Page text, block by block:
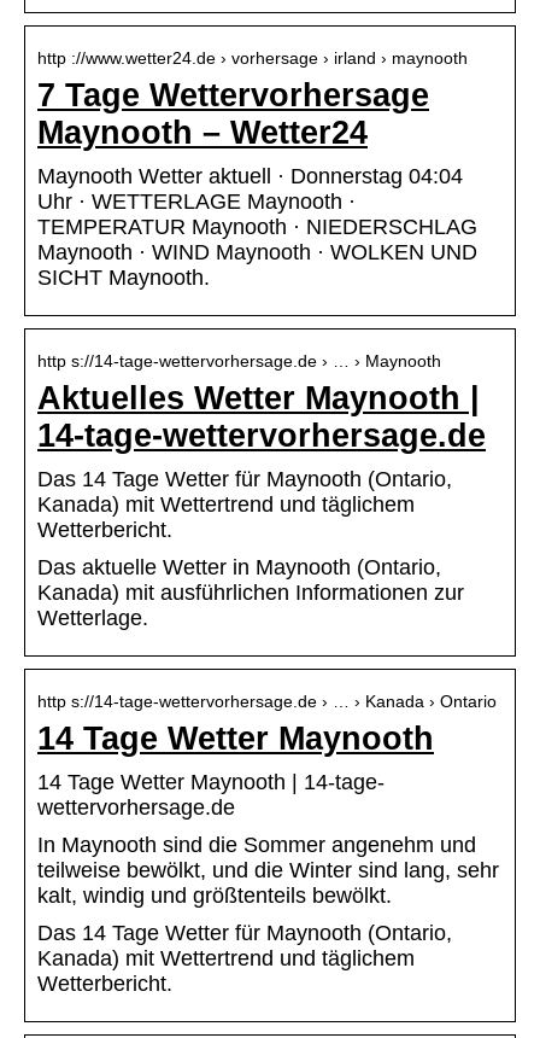
http ://www.wetter24.de › vorhersage › irland › maynooth
7 Tage Wettervorhersage
Maynooth – Wetter24
Maynooth Wetter aktuell · Donnerstag 04:04
Uhr · WETTERLAGE Maynooth ·
TEMPERATUR Maynooth · NIEDERSCHLAG
Maynooth · WIND Maynooth · WOLKEN UND
SICHT Maynooth.
http s://14-tage-wettervorhersage.de › … › Maynooth
Aktuelles Wetter Maynooth |
14-tage-wettervorhersage.de
Das 14 Tage Wetter für Maynooth (Ontario,
Kanada) mit Wettertrend und täglichem
Wetterbericht.
Das aktuelle Wetter in Maynooth (Ontario,
Kanada) mit ausführlichen Informationen zur
Wetterlage.
http s://14-tage-wettervorhersage.de › … › Kanada › Ontario
14 Tage Wetter Maynooth
14 Tage Wetter Maynooth | 14-tage-
wettervorhersage.de
In Maynooth sind die Sommer angenehm und
teilweise bewölkt, und die Winter sind lang, sehr
kalt, windig und größtenteils bewölkt.
Das 14 Tage Wetter für Maynooth (Ontario,
Kanada) mit Wettertrend und täglichem
Wetterbericht.